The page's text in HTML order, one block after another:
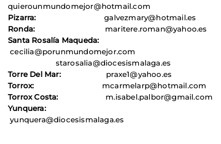
quierounmundomejor@hotmail.com
Pizarra:galvezmary@hotmail.es
Ronda: maritere.roman@yahoo.es
Santa Rosalía Maqueda:
cecilia@porunmundomejor.com
starosalia@diocesismalaga.es
Torre Del Mar: praxe1@yahoo.es
Torrox: mcarmelarp@hotmail.com
Torrox Costa: m.isabel.palbor@gmail.com
Yunquera:
yunquera@diocesismalaga.es